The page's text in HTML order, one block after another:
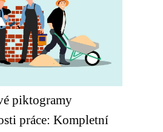
piktogramy
práce: Kompletní